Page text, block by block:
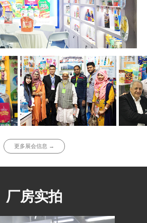
更多展会信息 →
厂房实拍